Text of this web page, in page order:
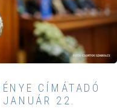
CÍMÁTADÓ
22.